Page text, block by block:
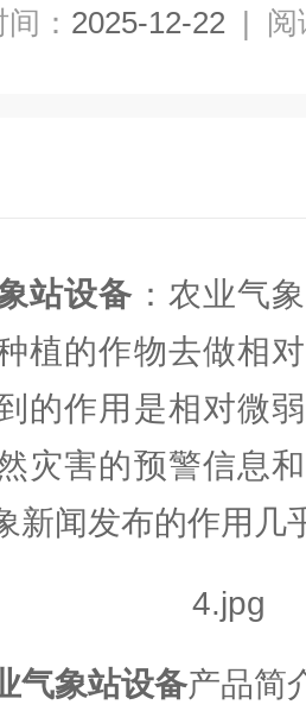
： 2025-12-22 | 阅
站设备 ：农业气
植的作物去做相
的作用是相对微
灾害的预警信息
新闻发布的作用几
气象站设备产品简